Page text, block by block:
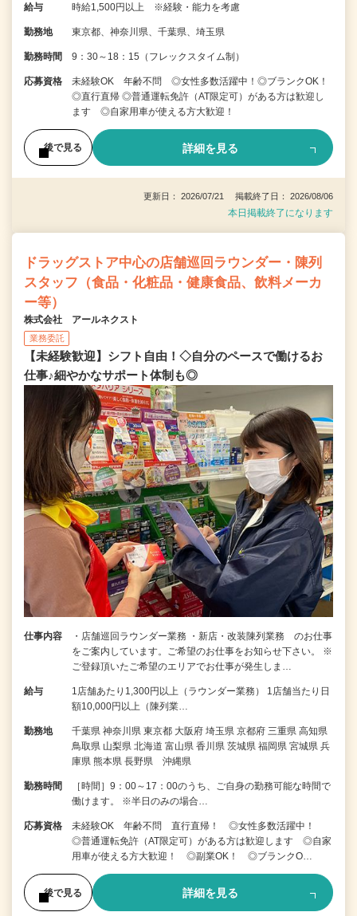
給与 時給1,500円以上 ※経験・能力を考慮
勤務地 東京都、神奈川県、千葉県、埼玉県
勤務時間 9：30～18：15（フレックスタイム制）
応募資格
未経験OK 年齢不問 ◎女性多数活躍中！◎ブランクOK！
◎直行直帰 ◎普通運転免許（AT限定可）がある方は歓迎し
ます ◎自家用車が使える方大歓迎！
後で見る 詳細を見る
更新日： 2026/07/21 掲載終了日： 2026/08/06
本日掲載終了になります
ドラッグストア中心の店舗巡回ラウンダー・陳列
スタッフ（食品・化粧品・健康食品、飲料メーカ
ー等）
株式会社 アールネクスト
業務委託
【未経験歓迎】シフト自由！◇自分のペースで働けるお
仕事♪細やかなサポート体制も◎
仕事内容
・店舗巡回ラウンダー業務 ・新店・改装陳列業務 のお仕事
をご案内しています。ご希望のお仕事をお知らせ下さい。 ※
ご登録頂いたご希望のエリアでお仕事が発生しま…
給与
1店舗あたり1,300円以上（ラウンダー業務） 1店舗当たり日
額10,000円以上（陳列業…
勤務地
千葉県 神奈川県 東京都 大阪府 埼玉県 京都府 三重県 高知県
鳥取県 山梨県 北海道 富山県 香川県 茨城県 福岡県 宮城県 兵
庫県 熊本県 長野県 沖縄県
勤務時間
［時間］9：00～17：00のうち、ご自身の勤務可能な時間で
働けます。 ※半日のみの場合…
応募資格
未経験OK 年齢不問 直行直帰！ ◎女性多数活躍中！
◎普通運転免許（AT限定可）がある方は歓迎します ◎自家
用車が使える方大歓迎！ ◎副業OK！ ◎ブランクO…
後で見る 詳細を見る